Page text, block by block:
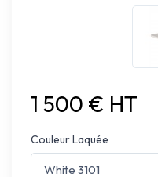
1 500 € HT
Couleur Laquée